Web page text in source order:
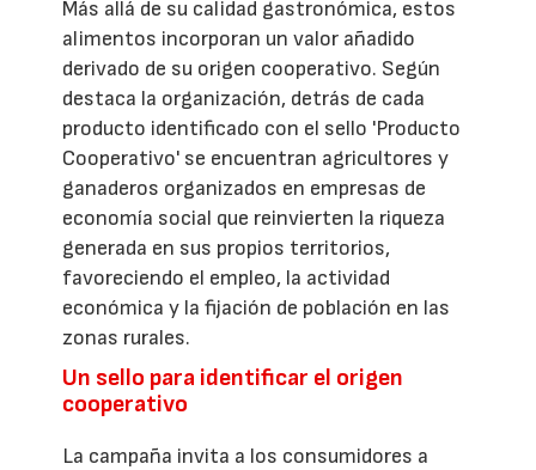
Más allá de su calidad gastronómica, estos
alimentos incorporan un valor añadido
derivado de su origen cooperativo. Según
destaca la organización, detrás de cada
producto identificado con el sello 'Producto
Cooperativo' se encuentran agricultores y
ganaderos organizados en empresas de
economía social que reinvierten la riqueza
generada en sus propios territorios,
favoreciendo el empleo, la actividad
económica y la fijación de población en las
zonas rurales.
Un sello para identificar el origen
cooperativo
La campaña invita a los consumidores a